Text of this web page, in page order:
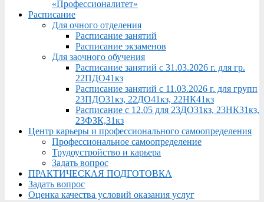
«Профессионалитет»
Расписание
Для очного отделения
Расписание занятий
Расписание экзаменов
Для заочного обучения
Расписание занятий с 31.03.2026 г. для гр.
22ПДО41кз
Расписание занятий с 11.03.2026 г. для групп
23ПДО31кз, 22ДО41кз, 22НК41кз
Расписание с 12.05 для 23ДО31кз, 23НК31кз,
23ФЗК,31кз
Центр карьеры и профессионального самоопределения
Профессиональное самоопределение
Трудоустройство и карьера
Задать вопрос
ПРАКТИЧЕСКАЯ ПОДГОТОВКА
Задать вопрос
Оценка качества условий оказания услуг